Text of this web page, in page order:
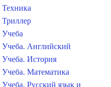
Техника
Триллер
Учеба
Учеба. Английский
Учеба. История
Учеба. Математика
Учеба. Русский язык и